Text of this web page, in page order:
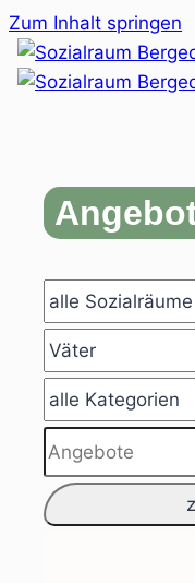
Zum Inhalt springen